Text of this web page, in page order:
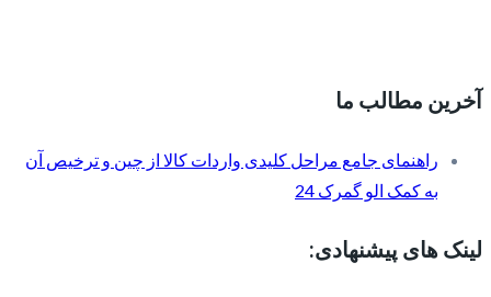
آخرین مطالب ما
راهنمای جامع مراحل کلیدی واردات کالا از چین و ترخیص آن
به کمک الو گمرک 24
لینک های پیشنهادی: